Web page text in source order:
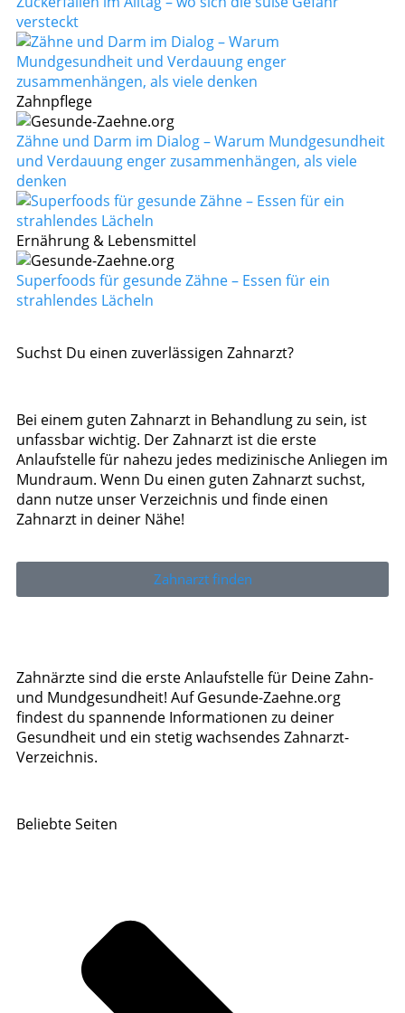
versteckt
Zahnpflege
Zähne und Darm im Dialog – Warum Mundgesundheit
und Verdauung enger zusammenhängen, als viele
denken
Ernährung & Lebensmittel
Superfoods für gesunde Zähne – Essen für ein
strahlendes Lächeln
Suchst Du einen zuverlässigen Zahnarzt?
Bei einem guten Zahnarzt in Behandlung zu sein, ist
unfassbar wichtig. Der Zahnarzt ist die erste
Anlaufstelle für nahezu jedes medizinische Anliegen im
Mundraum. Wenn Du einen guten Zahnarzt suchst,
dann nutze unser Verzeichnis und finde einen
Zahnarzt in deiner Nähe!
Zahnarzt finden
Zahnärzte sind die erste Anlaufstelle für Deine Zahn-
und Mundgesundheit! Auf Gesunde-Zaehne.org
findest du spannende Informationen zu deiner
Gesundheit und ein stetig wachsendes Zahnarzt-
Verzeichnis.
Beliebte Seiten